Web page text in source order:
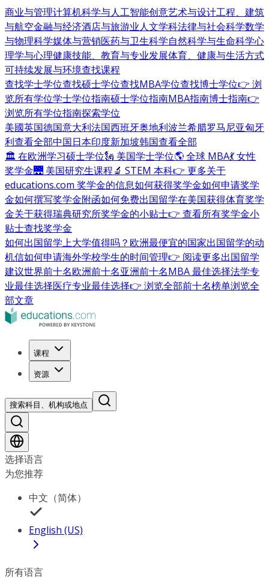
商业与管理计算机科学与人工智能创意艺术与设计工程、建筑
与航空金融与经济酒店与旅游业人文学科法律与社会科学数学
与物理科学媒体与营销医药与卫生科学自然科学与生命科学心
理学与心理健康技能、教育与专业发展体育、健康与生活方式
可持续发展与环境查找课程
查找学士学位查找硕士学位查找MBA学位查找博士学位👉 浏
览所有学位学士学位指南硕士学位指南MBA指南博士指南👉
浏览所有学位指南探索学位
美國英国德国意大利法国西班牙奥地利波兰希腊罗马尼亚匈牙
利查看全部中国日本印度新加坡韩国查看全部
🏛 在欧洲学习硕士学位🗽 美国学士学位🌎 全球 MBA💃 女性
奖学金🌉 美国研究生课程🔬 STEM 本科👉 更多关于
educations.com 奖学金的信息如何获得奖学金如何申请奖学
金如何撰写奖学金附函如何免费出国留学在美国获得体育奖学
金关于获得瑞典研究所奖学金的小贴士👉 查看所有奖学金小
贴士查找奖学金
如何出国留学上大学值得吗？ 欧洲最便宜的国家出国留学的动
机信如何申请海外学校学生的时间管理👉 阅读更多出国留学
建议世界前十名欧洲前十名亚洲前十名MBA 最佳选择法学专
业最佳选择医疗专业最佳选择👉 浏览全部前十名榜单浏览全
部文章
课程
资源
搜索科目、机构或地点
选择语言
为您推荐
中文（简体）
English (US)
所有语言